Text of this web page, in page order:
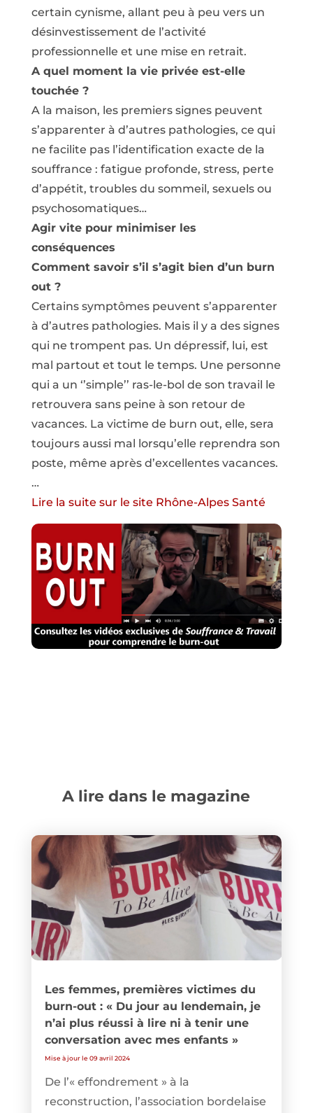
certain cynisme, allant peu à peu vers un
désinvestissement de l’activité
professionnelle et une mise en retrait.
A quel moment la vie privée est-elle
touchée ?
A la maison, les premiers signes peuvent
s’apparenter à d’autres pathologies, ce qui
ne facilite pas l’identification exacte de la
souffrance : fatigue profonde, stress, perte
d’appétit, troubles du sommeil, sexuels ou
psychosomatiques…
Agir vite pour minimiser les
conséquences
Comment savoir s’il s’agit bien d’un burn
out ?
Certains symptômes peuvent s’apparenter
à d’autres pathologies. Mais il y a des signes
qui ne trompent pas. Un dépressif, lui, est
mal partout et tout le temps. Une personne
qui a un ‘’simple’’ ras-le-bol de son travail le
retrouvera sans peine à son retour de
vacances. La victime de burn out, elle, sera
toujours aussi mal lorsqu’elle reprendra son
poste, même après d’excellentes vacances.
…
Lire la suite sur le site Rhône-Alpes Santé
A lire dans le magazine
Les femmes, premières victimes du
burn-out : « Du jour au lendemain, je
n’ai plus réussi à lire ni à tenir une
conversation avec mes enfants »
Mise à jour le 09 avril 2024
De l’« effondrement » à la
reconstruction, l’association bordelaise